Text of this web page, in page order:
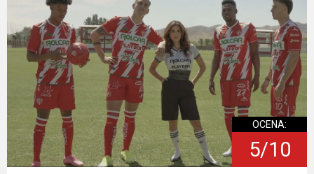
OCENA:
5/10